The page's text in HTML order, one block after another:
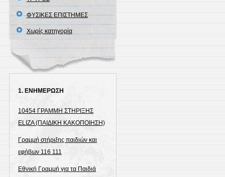
ΦΥΣΙΚΕΣ ΕΠΙΣΤΗΜΕΣ
Χωρίς κατηγορία
1. ΕΝΗΜΕΡΩΣΗ
10454 ΓΡΑΜΜΗ ΣΤΗΡΙΞΗΣ
ELIZA (ΠΑΙΔΙΚΗ ΚΑΚΟΠΟΙΗΣΗ)
Γραμμή στήριξης παιδιών και
εφήβων 116 111
Εθνική Γραμμή για τα Παιδιά